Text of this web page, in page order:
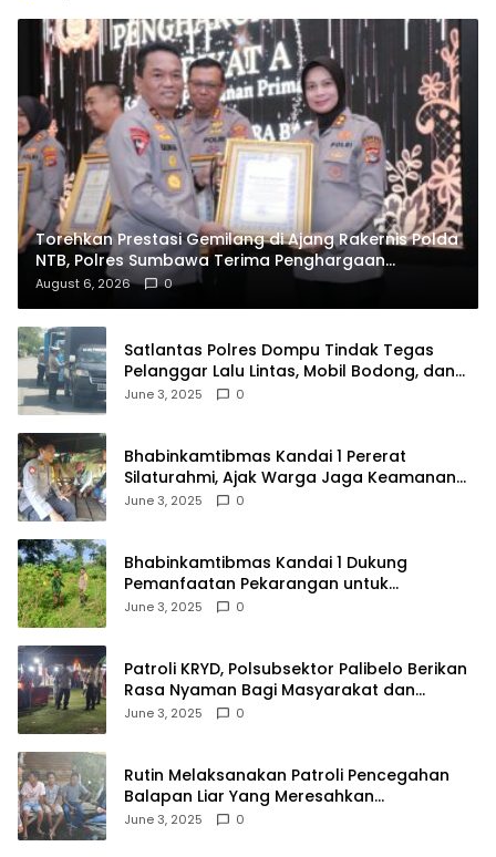
Torehkan Prestasi Gemilang di Ajang Rakernis Polda
NTB, Polres Sumbawa Terima Penghargaan
Pelayanan Prima Kapolri
August 6, 2026 0
Satlantas Polres Dompu Tindak Tegas
Pelanggar Lalu Lintas, Mobil Bodong, dan
Kendaraan Tak Bayar Pajak
June 3, 2025 0
Bhabinkamtibmas Kandai 1 Pererat
Silaturahmi, Ajak Warga Jaga Keamanan
Lingkungan
June 3, 2025 0
Bhabinkamtibmas Kandai 1 Dukung
Pemanfaatan Pekarangan untuk
Ketahanan Pangan Menuju Indonesia Emas
June 3, 2025 0
Patroli KRYD, Polsubsektor Palibelo Berikan
Rasa Nyaman Bagi Masyarakat dan
Antisipasi Aksi Menjurus Premanisme
June 3, 2025 0
Rutin Melaksanakan Patroli Pencegahan
Balapan Liar Yang Meresahkan
Masyarakat, Polsek Soromandi
June 3, 2025 0